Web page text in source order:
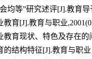
均等”研究述评[J].教育导
育[J].教育与职业
育现状、特色及存在的
结构特征[J].教育与职业